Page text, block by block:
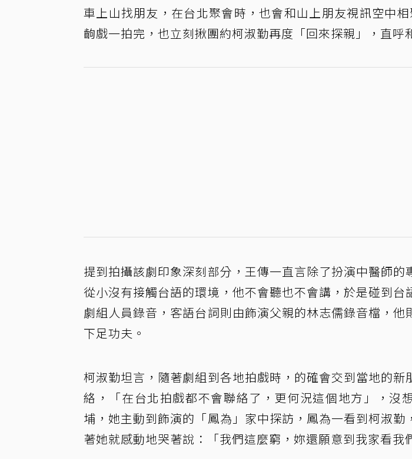
車上山找朋友，在台北聚會時，也會和山上朋友視訊空中
齣戲一拍完，也立刻揪團約柯淑勤再度「回來探親」，直呼
提到拍攝該劇印象深刻部分，王傳一直言除了扮演中醫師的
從小沒有接觸台語的環境，他不會聽也不會講，於是碰到
劇組人員錄音，客語台詞則由飾演父親的林志儒錄音檔，
下足功夫。
柯淑勤坦言，隨著劇組到各地拍戲時，的確會交到當地的新
絡，「在台北拍戲都不會聯絡了，更何況這個地方」，沒
埔，她主動到飾演的「鳳為」家中探訪，鳳為一看到柯淑
著她就感動地哭著說：「我們這麼窮，妳還願意到我家看我